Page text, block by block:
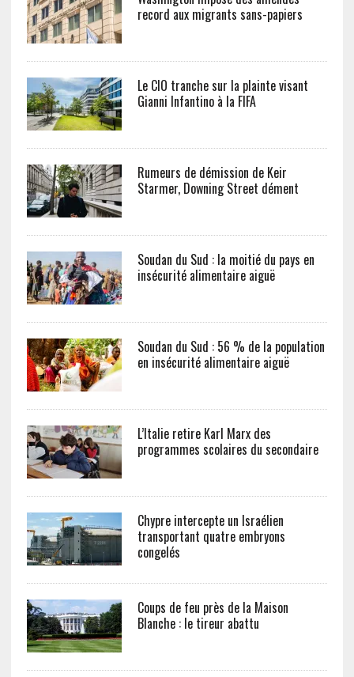
record aux migrants sans-papiers
Le CIO tranche sur la plainte visant
Gianni Infantino à la FIFA
Rumeurs de démission de Keir
Starmer, Downing Street dément
Soudan du Sud : la moitié du pays en
insécurité alimentaire aiguë
Soudan du Sud : 56 % de la population
en insécurité alimentaire aiguë
L’Italie retire Karl Marx des
programmes scolaires du secondaire
Chypre intercepte un Israélien
transportant quatre embryons
congelés
Coups de feu près de la Maison
Blanche : le tireur abattu